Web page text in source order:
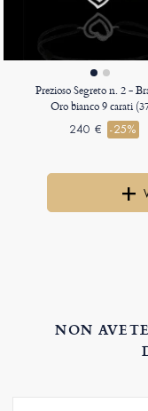
Prezioso Segreto n. 2 -
Oro bianco 9 carati
240 € -25%
NON